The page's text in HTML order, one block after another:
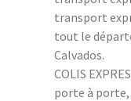
transport
tout le
Calvados.
COLIS
porte à